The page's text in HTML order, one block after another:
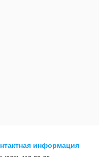
информация